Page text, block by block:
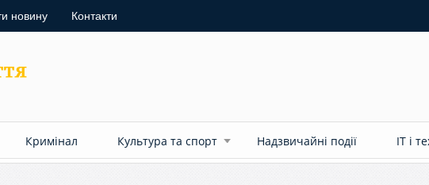
новину Контакти
Кримінал Культура та спорт Надзвичайні події ІТ і